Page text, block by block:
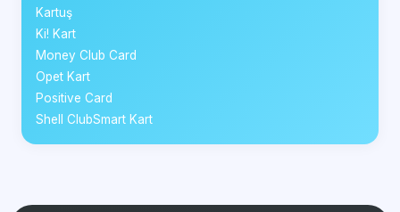
Kartuş
Ki! Kart
Money Club Card
Opet Kart
Positive Card
Shell ClubSmart Kart